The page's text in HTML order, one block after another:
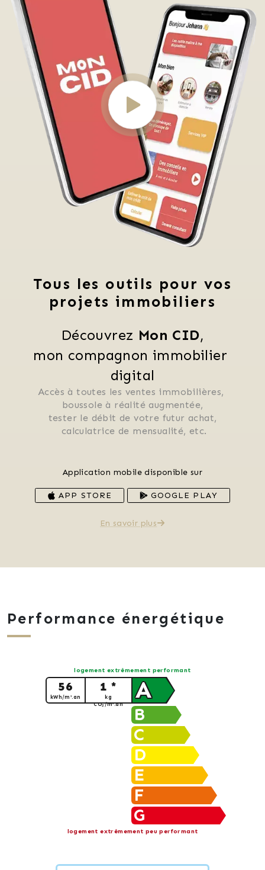
Tous les outils pour vos
projets immobiliers
Découvrez Mon CID,
mon compagnon immobilier
digital
Accès à toutes les ventes immobilières,
boussole à réalité augmentée,
tester le débit de votre futur achat,
calculatrice de mensualité, etc.
Application mobile disponible sur
APP STORE GOOGLE PLAY
En savoir plus
Performance énergétique
logement extrêmement performant
A
56
kWh/m².an
1 *
kg
CO2/m².an
B
C
D
E
F
G
logement extrêmement peu performant